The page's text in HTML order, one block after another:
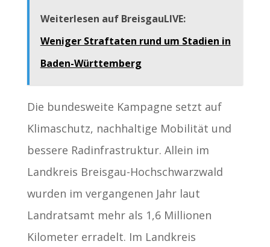
Weiterlesen auf BreisgauLIVE:
Weniger Straftaten rund um Stadien in
Baden-Württemberg
Die bundesweite Kampagne setzt auf
Klimaschutz, nachhaltige Mobilität und
bessere Radinfrastruktur. Allein im
Landkreis Breisgau-Hochschwarzwald
wurden im vergangenen Jahr laut
Landratsamt mehr als 1,6 Millionen
Kilometer erradelt. Im Landkreis